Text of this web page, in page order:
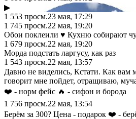
▶
1 553 просм.23 мая, 17:29
1 745 просм.22 мая, 19:20
Обои поклеили ♥️ Кухню собирают
1 679 просм.22 мая, 19:20
Морда подстать ларгусу, как раз
1 543 просм.22 мая, 13:57
Давно не виделись, Кстати. Как вам
говорит мне пойдет, отращиваю,
❤️ - норм фейс 🔥 - сифон и борода
1 756 просм.22 мая, 13:54
Берём за 300? Цена - подарок ❤️ -